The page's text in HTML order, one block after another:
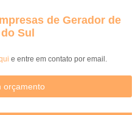
de Gerador de
Sul
e entre em contato por email.
orçamento